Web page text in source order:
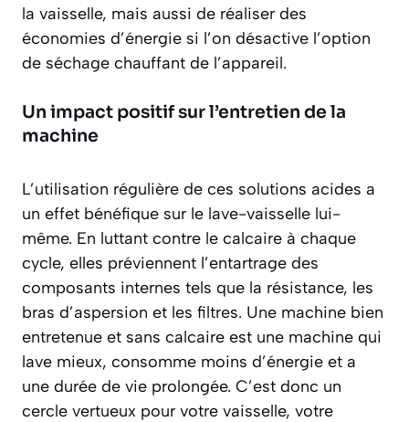
la vaisselle, mais aussi de réaliser des
économies d’énergie si l’on désactive l’option
de séchage chauffant de l’appareil.
Un impact positif sur l’entretien de la
machine
L’utilisation régulière de ces solutions acides a
un effet bénéfique sur le lave-vaisselle lui-
même. En luttant contre le calcaire à chaque
cycle, elles préviennent l’entartrage des
composants internes tels que la résistance, les
bras d’aspersion et les filtres. Une machine bien
entretenue et sans calcaire est une machine qui
lave mieux, consomme moins d’énergie et a
une durée de vie prolongée. C’est donc un
cercle vertueux pour votre vaisselle, votre